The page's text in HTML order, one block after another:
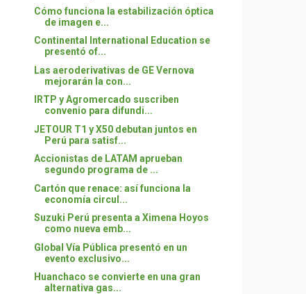
Cómo funciona la estabilización óptica
de imagen e...
Continental International Education se
presentó of...
Las aeroderivativas de GE Vernova
mejorarán la con...
IRTP y Agromercado suscriben
convenio para difundi...
JETOUR T1 y X50 debutan juntos en
Perú para satisf...
Accionistas de LATAM aprueban
segundo programa de ...
Cartón que renace: así funciona la
economía circul...
Suzuki Perú presenta a Ximena Hoyos
como nueva emb...
Global Vía Pública presentó en un
evento exclusivo...
Huanchaco se convierte en una gran
alternativa gas...